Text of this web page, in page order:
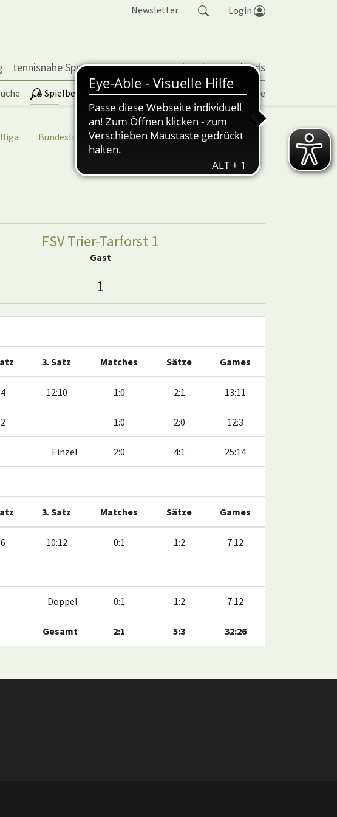
Newsletter Login
tennisnahe Sportarten Partner Verband Downloads
Spielbetrieb | TORP Vereinspokal Turniere
Bundesliga nuScore
FSV Trier-Tarforst 1
Gast
1
3. Satz Matches Sätze Games
12:10 1:0 2:1 13:11
1:0 2:0 12:3
Einzel 2:0 4:1 25:14
3. Satz Matches Sätze Games
10:12 0:1 1:2 7:12
Doppel 0:1 1:2 7:12
Gesamt 2:1 5:3 32:26